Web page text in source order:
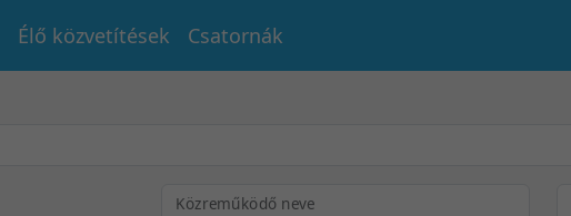
Élő közvetítések Csatornák
Közreműködő neve